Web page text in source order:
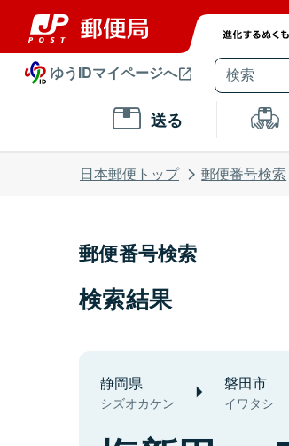
ゆうIDマイページへ
送る
日本郵便トップ 郵便番号検索
郵便番号検索
検索結果
静岡県
シズオカケン
磐田市
イワタシ